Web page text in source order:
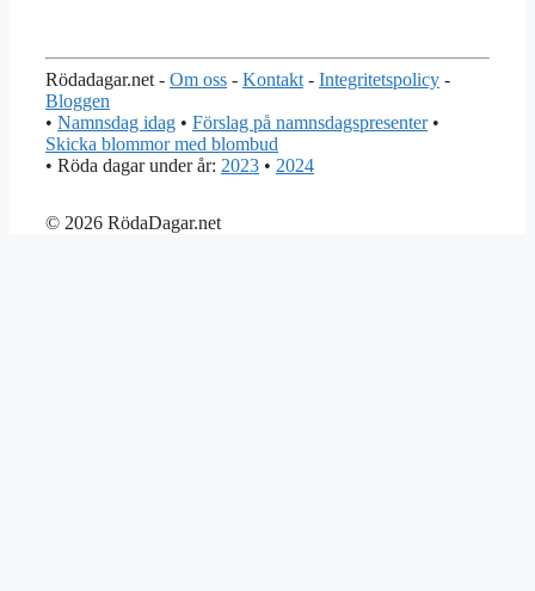
Rödadagar.net - Om oss - Kontakt - Integritetspolicy -
Bloggen
• Namnsdag idag • Förslag på namnsdagspresenter•
Skicka blommor med blombud
• Röda dagar under år: 2023 • 2024
© 2026 RödaDagar.net